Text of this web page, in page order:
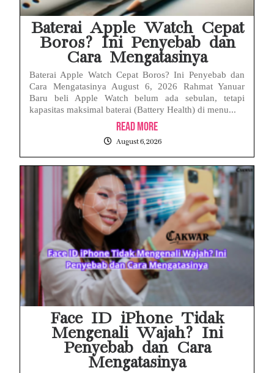
Baterai Apple Watch Cepat
Boros? Ini Penyebab dan
Cara Mengatasinya
Baterai Apple Watch Cepat Boros? Ini Penyebab dan
Cara Mengatasinya August 6, 2026 Rahmat Yanuar
Baru beli Apple Watch belum ada sebulan, tetapi
kapasitas maksimal baterai (Battery Health) di menu...
Read More
August 6, 2026
Face ID iPhone Tidak
Mengenali Wajah? Ini
Penyebab dan Cara
Mengatasinya